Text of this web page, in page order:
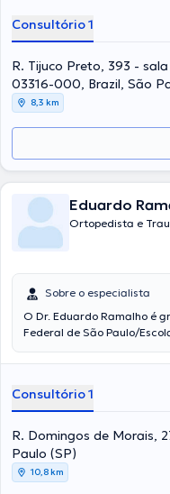
aos seus pacientes.
Consultório 1
R. Tijuco Preto, 393 -
03316-000, Brazil, São
8,3 km
Eduardo
Ortopedista e
Sobre o especialista
O Dr. Eduardo Ramalho é
Federal de São Paulo/
UNIFESP/EPM e
atende os seus paciente
bairros Vila Mariana e
os atendimentos na cidade
particulares.
Consultório 1
R. Domingos de Morais,
Paulo (SP)
10,8 km